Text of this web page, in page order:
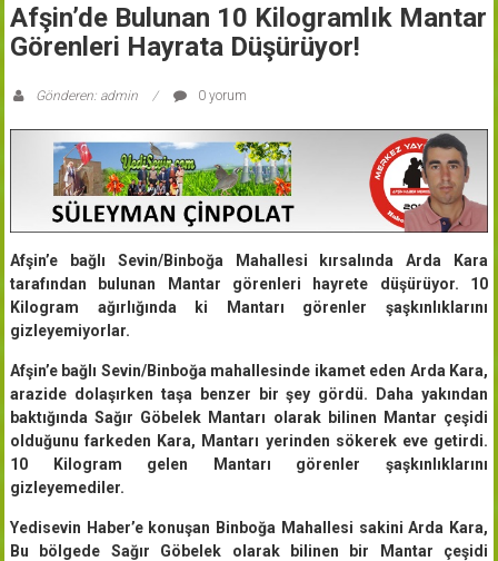
Afşin’de Bulunan 10 Kilogramlık Mantar
Görenleri Hayrata Düşürüyor!
Gönderen: admin 0 yorum
Afşin’e bağlı Sevin/Binboğa Mahallesi kırsalında Arda Kara
tarafından bulunan Mantar görenleri hayrete düşürüyor. 10
Kilogram ağırlığında ki Mantarı görenler şaşkınlıklarını
gizleyemiyorlar.
Afşin’e bağlı Sevin/Binboğa mahallesinde ikamet eden Arda Kara,
arazide dolaşırken taşa benzer bir şey gördü. Daha yakından
baktığında Sağır Göbelek Mantarı olarak bilinen Mantar çeşidi
olduğunu farkeden Kara, Mantarı yerinden sökerek eve getirdi.
10 Kilogram gelen Mantarı görenler şaşkınlıklarını
gizleyemediler.
Yedisevin Haber’e konuşan Binboğa Mahallesi sakini Arda Kara,
Bu bölgede Sağır Göbelek olarak bilinen bir Mantar çeşidi